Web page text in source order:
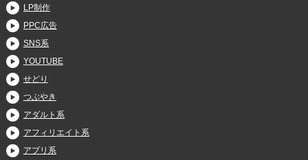
LP制作
PPC広告
SNS系
YOUTUBE
せどり
つぶやき
アダルト系
アフィリエイト系
アプリ系